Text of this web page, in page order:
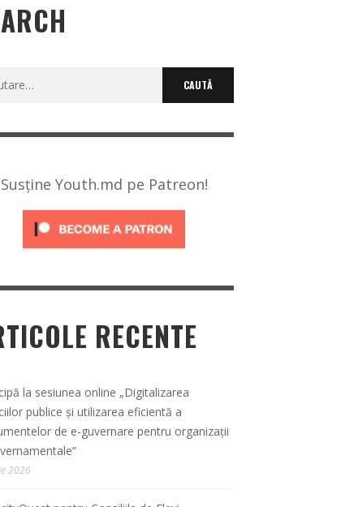
Susține Youth.md pe Patreon!
RECENTE
la sesiunea online „Digitalizarea
publice și utilizarea eficientă a
de e-guvernare pentru organizații
2026